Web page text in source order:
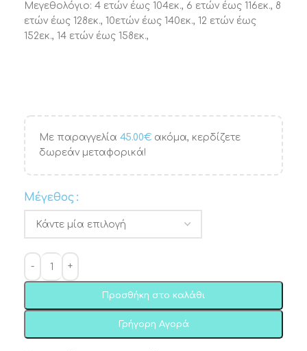
Μεγεθολόγιο: 4 ετών έως 104εκ., 6 ετών έως 116εκ., 8
ετών έως 128εκ., 10ετών έως 140εκ., 12 ετών έως
152εκ., 14 ετών έως 158εκ.,
Με παραγγελία 45.00€ ακόμα, κερδίζετε
δωρεάν μεταφορικά!
Μέγεθος
Προσθήκη στο καλάθι
Γρήγορη Αγορά